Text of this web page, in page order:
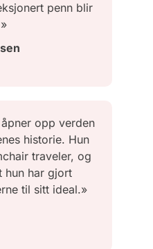
penn blir
opp verden
historie. Hun
traveler, og
hun har gjort
til sitt ideal.»